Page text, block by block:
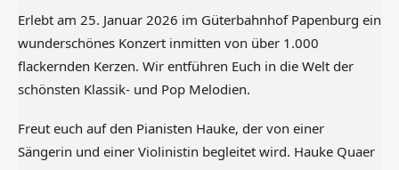
Erlebt am 25. Januar 2026 im Güterbahnhof Papenburg ein
wunderschönes Konzert inmitten von über 1.000
flackernden Kerzen. Wir entführen Euch in die Welt der
schönsten Klassik- und Pop Melodien.
Freut euch auf den Pianisten Hauke, der von einer
Sängerin und einer Violinistin begleitet wird. Hauke Quaer